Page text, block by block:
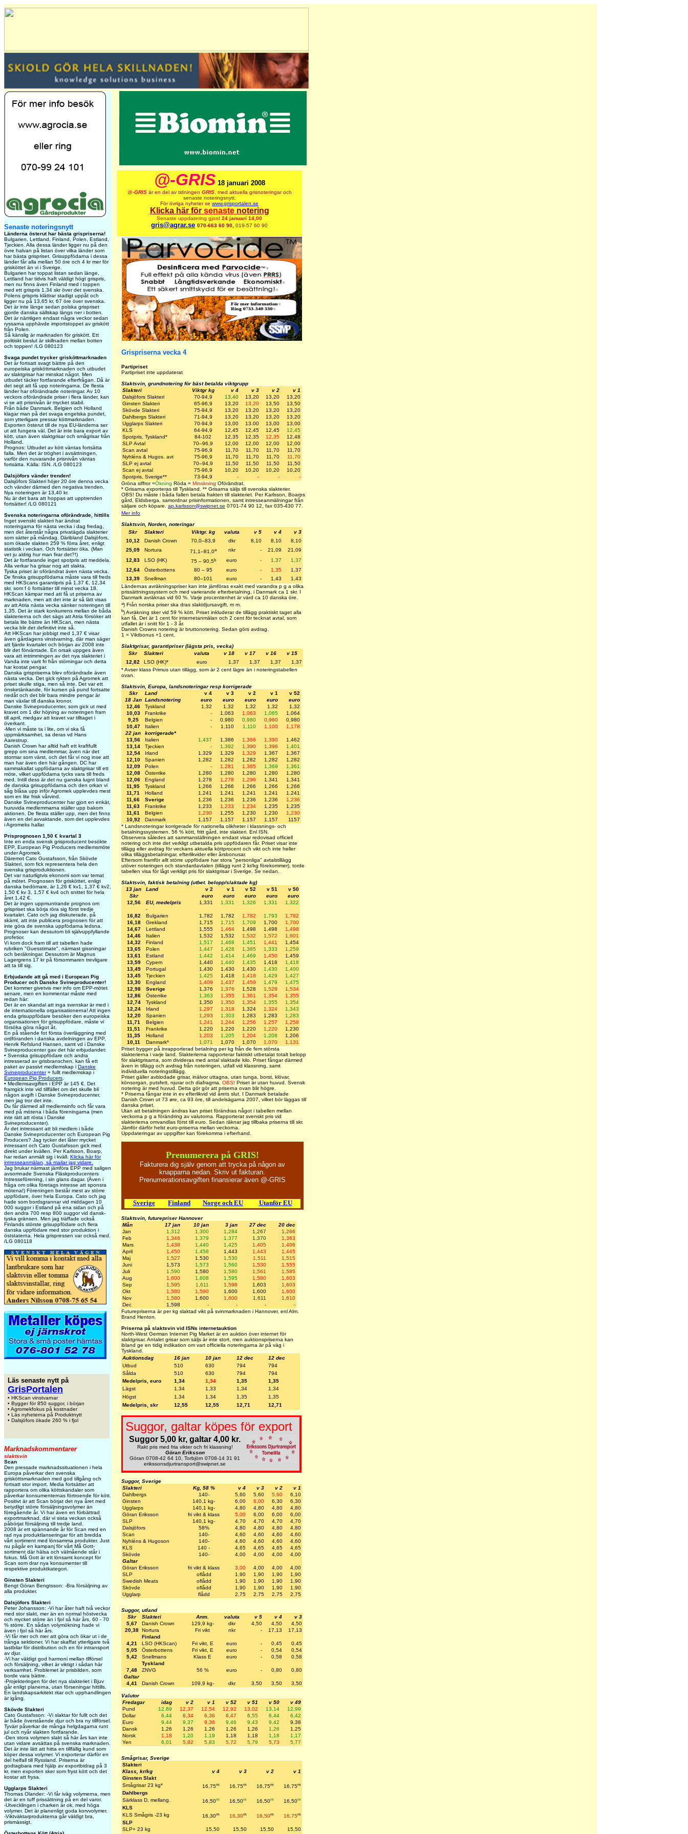
Senaste noteringsnytt
Länderna österut har bästa grispriserna!
Bulgarien, Lettland, Finland, Polen, Estland,
Tjeckien. Alla dessa länder ligger nu på den
övre halvan på listan över vilka länder som
har bästa grispriset. Grisuppfödarna i dessa
länder får alla mellan 50 öre och 4 kr mer för
grisköttet än vi i Sverige.
Bulgarien har toppat listan sedan länge,
Lettland har tidvis haft väldigt högt grispris,
men nu finns även Finland med i toppen
med ett grispris 1,34 skr över det svenska.
Polens grispris klättrar stadigt uppåt och
ligger nu på 13,65 kr, 67 öre över svenska.
Det är inte länge sedan polska grispriset
gjorde danska sällskap längs ner i botten.
Det är nämligen endast några veckor sedan
ryssarna upphävde importstoppet av griskött
från Polen.
Så känslig är marknaden för griskött. Ett
politiskt beslut är skillnaden mellan botten
och toppen! /LG 080123
Svaga pundet trycker grisköttmarknaden
Det är fortsatt svagt bättre på den
europeiska grisköttmarknaden och utbudet
av slaktgrisar har minskat något. Men
utbudet täcker fortfarande efterfrågan. Då är
det segt att få upp noteringarna. De flesta
länder har oförändrade noteringar. Av 10
veckors oförändrade priser i flera länder, kan
vi se att prisnivån är mycket stabil.
Från både Danmark, Belgien och Holland
klagar man på det svaga engelska pundet,
som ytterligare pressar köttmarknaden.
Exporten österut till de nya EU-länderna ser
ut att fungera väl. Det är inte bara export av
kött, utan även slaktgrisar och smågrisar från
Holland.
Prognos: Utbudet av kött väntas fortsätta
falla. Men det är tröghet i avsättningen,
varför den nuvarande prisnivån väntas
fortsätta. Källa: ISN. /LG 080123
Dalsjöfors vänder trenden!
Dalsjöfors Slakteri höjer 20 öre denna vecka
och vänder därmed den negativa trenden.
Nya noteringen är 13,40 kr.
Nu är det bara att hoppas att upptrenden
fortsätter! /LG 080121
Svenska noteringarna oförändrade, hittills
Inget svenskt slakteri har ändrat
noteringarna för nästa vecka i dag fredag,
men det återstår några privatägda slakterier
som sätter på måndag. Däribland Dalsjöfors,
som ökade slakten 259 % förra året, enligt
statistik i veckan. Och fortsätter öka. (Man
vet ju aldrig hur man firar det?!)
Det är fortfarande inget spotpris att meddela.
Alla verkar ha grisar nog att slakta.
Tyska priset är oförändrat även nästa vecka.
De finska grisuppfödarna måste vara till freds
med HKScans garantipris på 1,37 €, 12,34
skr, som f ö fortsätter till minst vecka 18.
HKScan kämpar med att få ut priserna av
marknaden, men att det inte är så lätt visas
av att Atria nästa vecka sänker noteringen till
1,35. Det är stark konkurrens mellan de båda
slakterierna och det sägs att Atria försöker att
betala lite bättre än HKScan, men nästa
vecka blir det definitivt inte så.
Att HKScan har jobbigt med 1,37 € visar
även gårdagens vinstvarning, där man säger
att fjärde kvartalet och början av 2008 inte
blir det förväntade. En orsak uppges även
vara att intrimmingen av det nya slakteriet i
Vanda inte varit fri från störningar och detta
har kostat pengar.
Danska grispriserna blev oförändrade även
nästa vecka. Det gick rykten på Agromek att
priset skulle stiga, men så inte. Det var ett
önsketänkande, för kursen på pund fortsatte
nedåt och det blir bara mindre pengar är
man växlar till danska kronor.
Danske Svineproducenter, som gick ut med
kravet om 1 dkr höjning av noteringen fram
till april, medgav att kravet var tilltaget i
överkant.
-Men vi måste ta i lite, om vi ska få
uppmärksamhet, sa deras vd Hans
Aarestrup.
Danish Crown har alltid haft ett kraftfullt
grepp om sina medlemmar, även när det
stormar som värst, och det får vi nog inse att
man har även den här gången. DC har
sammakallat uppfödarna av slaktgrisar till ett
möte, vilket uppfödarna tycks vara till freds
med. Intill dess är det nu ganska lugnt bland
de danska grisuppfödarna och den orkan vi
såg blåsa upp inför Agromek upplevdes mest
som en lite frisk vårvind.
Danske Svineproducenter har gjort en enkät,
huruvida medlemmarna ställer upp bakom
aktionen. De flesta ställer upp, men det finns
även en del avvaktande, som det upplevdes
i Agromeks hallar.
Prisprognosen 1,50 € kvartal 3
Inte en enda svensk grisproducent besökte
EPP, European Pig Producers medlemsmöte
under Agromek.
Däremot Cato Gustafsson, från Skövde
Slakteri, som fick representera hela den
svenska grisproduktionen.
Det var naturligtvis ekonomi som var temat
på mötet. Prognosen för grisköttet, enligt
danska bedömare, är 1,26 € kv1, 1,37 € kv2,
1,50 € kv 3, 1,57 € kv4 och snittet för hela
året 1,42 €.
Det är ingen uppmuntrande prognos om
grispriset ska börja röra sig först tredje
kvartalet. Cato och jag diskuterade, på
skämt, att inte publicera prognosen för att
inte göra de svenska uppfödarna ledsna.
Prognoser kan dessutom bli självuppfyllande
profetior.
Vi kom dock fram till att tabellen hade
rubriken "Guesstimate", närmast gissningar
och beräkningar. Dessutom är Magnus
Lagergrens 17 kr på försommaren trevligare
att ta till sig.
Erbjudande att gå med i European Pig
Producer och Danske Svineproducenter!
Det kommer givetvis mer info om EPP-mötet
senare, men en kommentar måste med
redan här:
Det är en skandal att inga svenskar är med i
de internationella organisationerna! Att ingen
enda grisuppfödare besöker den europeiska
organisationen för grisuppfödare, måste vi
försöka göra något åt.
En på stående fot första överläggning med
ordföranden i danska avdelningen av EPP,
Henrik Refslund Hansen, samt vd i Danske
Svineproducenter gav det här erbjudandet:
• Svenska grisuppfödare och andra
intresserad av grisbranschen, kan få ett
paket av passivt medlemskap i Danske
Svineproducenter+ fullt medlemskap i
European Pig Producers
• Medlemsavgiften i EPP är 145 €. Det
framgick inte vid tillfället om det skulle bli
någon avgift i Danske Svineproducenter,
men jag tror det inte.
Du får därmed all medlemsinfo och får vara
med på mötena i båda föreningarna (men
inte rätt att rösta i Danske
Svineproducenter).
Är det intressant att bli medlem i både
Danske Svineproducenter och European Pig
Producers? Jag tycker det låter mycket
intressant och Cato Gustafsson gick med
direkt under kvällen. Per Karlsson, Boarp,
har redan anmält sig i kväll. Klicka här för
intresseanmälan, så mailar jag vidare.
Jag brukar närmast jämföra EPP med saligen
avsomnade Svenska Fläskproducenters
Intresseförening, i sin glans dagar. (Även i
fråga om olika företags intresse att sponsra
mötena!) Föreningen består mest av större
uppfödare, över hela Europa. Cato och jag
hade som bordsgrannar vid middagen 10
000 suggor i Estland på ena sidan och på
den andra 700 resp 800 suggor vid dansk-
tyska gränsen. Men jag träffade också
Finlands störste grisuppfödare och flera
danska uppfödare med stor produktion i
öststaterna. Hela grispressen var också med.
/LG 080118
Läs senaste nytt på
GrisPortalen
• HKScan vinstvarnar
• Bygger för 850 suggor, i början
• Agromekfokus på kostnader
• Läs nyheterna på Produktnytt
• Dalsjöfors ökade 260 % i fjol
Marknadskommentarer
slaktsvin
Scan
Den pressade marknadssituationen i hela
Europa påverkar den svenska
grisköttsmarknaden med god tillgång och
fortsatt stor import. Media fortsätter att
rapportera om olika köttskandaler som
påverkar konsumenternas förtroende för kött.
Positivt är att Scan börjat det nya året med
betydligt större försäljningsvolymer än
föregående år. Vi har även en förbättrad
exportmarknad, där vi sista veckan också
påbörjat försäljning till tredje land.
2008 är ett spännande år för Scan med en
rad nya produktlanseringar för att bredda
vårt sortiment med lönsamma produkter. Just
nu pågår en kampanj för vårt Må Gott-
sortiment där hälsa och välmående står i
fokus. Må Gott är ett lönsamt koncept för
Scan som drar nya konsumenter till
respektive produktkategori.
Ginsten Slakteri
Bengt Göran Bengtsson: -Bra försäljning av
alla produkter.
Dalsjöfors Slakteri
Peter Johansson: -Vi har åter haft två veckor
med stor slakt, mer än en normal höstvecka
och mycket större än i fjol så här års, 60 - 70
% större. En sådan volymökning hade vi
även i fjol så här års.
-Vi får mer och mer att göra och ökar ut i de
trånga sektioner. Vi har skaffat ytterligare två
lastbilar för distribution och en för intransport
av djur.
-Vi har väldigt god harmoni mellan tllförsel
och försäljning, vilket är viktigt i sådan här
verksamhet. Problemet är prisbilden, som
borde vara bättre.
-Projekteringen för det nya slakteriet i Bjuv
går enligt planerna, utan förseningar hittills.
En landskapsarkitekt ritar och upphandlingen
är igång.
Skövde Slakteri
Cato Gustafsson: -Vi slaktar för fullt och det
är både överstående djur och bra ny tillförsel.
Tyvärr påverkar de många helgdagarna runt
jul och nyår slakten fortfarande.
-Den stora volymen slakt så här års kan inte
utan vidare avsättas på svenska marknaden.
Det är inte lätt att hitta en tillfällig kund som
köper dessa volymer. Vi exporterar därför en
del helfall till Ryssland. Priserna är
godtagbara med hjälp av exportbidrag på 3
kr, men exporten sker som fryst kött och det
kostar att frysa.
Ugglarps Slakteri
Thomas Olander: -Vi får iväg volymerna, men
det är en tuff prissättning på en del varor.
-Utvecklingen i charken är ok, med höga
volymer. Det är planenligt goda korvvolymer.
-Viktväktarprodukterna går väldigt bra,
prismässigt.
@-GRIS 18 januari 2008
@-GRIS är en del av tidningen GRIS, med aktuella grisnoteringaroch
senaste noteringsnytt.
För övriga nyheter se www.grisportalen.se
Klicka här för senastenotering
Senaste uppdatering gjord 24 januari 14,00
gris@agrar.se 070-663 60 90, 019-57 60 90
Grispriserna vecka 4
Partipriset
Partipriset inte uppdaterat
Slaktsvin, grundnotering för bäst betalda viktgrupp
Slakteri
Viktgr kg v 4 v 3 v 2
v 1
Dalsjöfors Slakteri
70-94,9 13,40 13,20 13,20
13,20
Ginsten Slakteri
65-96,9 13,20 13,20 13,50
13,50
Skövde Slakteri
75-94,9 13,20 13,20 13,20
13,20
Dahlbergs Slakteri
71-94,9 13,20 13,20 13,20
13,20
Ugglarps Slakteri
70-94,9 13,00 13.00 13,00
13,00
KLS
64-94,9 12,45 12,45 12,45
12,45
Spotpris, Tyskland*
84-102 12,35 12,35 12,35
12,48
SLPAvtal 70–96,9 12,00 12,00 12,00
12,00
Scan avtal 75-96,9 11,70 11,70 11,70
11,70
Nyhléns & Hugos. avt
75-96,9 11,70 11,70 11,70
11,70
SLP ej avtal
70–94,9 11,50 11,50 11,50
11,50
Scan ej avtal
75-96,9 10,20 10,20 10,20
10,20
Spotpris, Sverige**
73-94,9 - - -
-
Gröna siffror =Ökning Röda = Minskning Oförändrat.
* Grisarna exporteras till Tyskland. ** Grisarna säljs till svenska slakterier.
OBS! Du måste i båda fallen betala frakten till slakteriet. Per Karlsson, Boarps
gård, Eldsberga, samordnar prisinformationen, samt intresseanmälningar från
säljare och köpare. ap.karlsson@swipnet.se 0701-74 90 12, fax 035-430 77.
Mer info
Slaktsvin, Norden, noteringar
Skr
Slakteri Viktgr. kg valuta v 5 v 4
v 3
10,12
Danish Crown 70,0–83,9 dkr 8,10 8,10
8,10
25,09
Nortura 71,1–81,0a nkr - 21,09
21,09
12,83
LSO (HK) 75 – 90,5b euro - 1,37
1,37
12,64
Österbottens 80 – 95 euro - 1,35
1,37
13,39
Snellman 80–101 euro - 1,43
1,43
Ländernas avräkningspriser kan inte jämföras exakt med varandra p g a olika
prissättningssystem och med varierande efterbetalning, i Danmark ca 1 skr. I
Danmark avräknas vid 60 %. Varje procentenhet är värd ca 10 danska öre.
a) Från norska priser ska dras slaktdjursavgift, m m.
b) Avräkning sker vid 59 % kött. Priset inkluderar de tillägg praktiskt taget alla
kan få. Det är 1 cent för internetanmälan och 2 cent för tecknat avtal, som
utfallet är i snitt för 1 - 3 år.
Danish Crowns notering är bruttonotering. Sedan görs avdrag.
1 = Viktbonus +1 cent.
Slaktgrisar, garantipriser (lägsta pris, vecka)
Skr
Slakteri valuta v 18 v 17 v 16
v 15
12,82
LSO (HK)* euro 1,37 1,37 1,37
1,37
* Avser klass Primus utan tillägg, som är 2 cent lägre än i noteringstabellen
ovan.
Slaktsvin, Europa, landsnoteringar resp korrigerade
Skr
Land v 4 v 3 v 2 v 1
v 52
18 Jan Landsnotering euro euro euro euro
euro
12,46
Tyskland 1,32 1,32 1,32 1,32
1,32
10,03
Frankrike - 1,063 1,063 1,065
1,064
9,25
Belgien - 0,980 0,980 0,960
0,980
10,47
Italien - 1,110 1,110 1,100
1,178
22 jan
korrigerade*
13,56
Italien 1,437 1,386 1,386 1,390
1,462
13,14
Tjeckien - 1,392 1,390 1,396
1,401
12,54
Irland 1,329 1,329 1,329 1,367
1,367
12,10
Spanien 1,282 1,282 1,282 1,282
1,282
12,09
Polen - 1,281 1,385 1,369
1,361
12,08
Österrike 1,280 1,280 1,280 1,280
1,280
12,06
England 1,278 1,278 1,296 1,341
1,341
11,95
Tyskland 1,266 1,266 1,266 1,266
1,266
11,71
Holland 1,241 1,241 1,241 1,241
1,241
11,66
Sverige 1,236 1,236 1,236 1,236
1,236
11,63
Frankrike 1,233 1,233 1,234 1,235
1,235
11,61
Belgien 1,230 1,255 1,230 1,230
1,230
10,92
Danmark 1,157 1,157 1,157 1,157
1157
* Landsnoteringar korrigerade för nationella olikheter i klassnings- och
betalningssystemen. 56 % kött, fritt gård, inte slakteri. Enl ISN.
Observera således att sammanställningen endast visar redovisad officiell
notering och inte det verkligt utbetalda pris uppfödaren får. Priset visar inte
tillägg eller avdrag för veckans aktuella köttprocent och vikt och inte heller
olika tilläggsbetalningar, efterlikvider eller årsbonusar.
Eftersom framför allt större uppfödare har stora "personliga" avtalstillägg
utöver noteringen och standardavtalen (tillägg runt 2 kr/kg förekommer), torde
tabellen visa för lågt verkligt pris för slaktgrisar i Sverige. Se nedan.
Slaktsvin, faktisk betalning (utbet. belopp/slaktade kg)
13 jan
Land v 2 v 1 v 52 v 51
v 50
Skr
euro euro euro euro
euro
12,56
EU, medelpris 1,331 1,331 1,326 1,331
1,322
-
16,82
Bulgarien 1,782 1,782 1,782 1,793
1,782
16,18
Grekland 1,715 1,715 1,709 1,700
1,700
14,67
Lettland 1,555 1,464 1,498 1,498
1,498
14,46
Italien 1,532 1,532 1,532 1,572
1,601
14,32
Finland 1,517 1,468 1,451 1,441
1,454
13,65
Polen 1,447 1,428 1,385 1,333
1,259
13,61
Estland 1,442 1,414 1,469 1,450
1,459
13,59
Cypern 1,440 1,440 1,435 1,418
1,418
13,49
Portugal 1,430 1,430 1,430 1,430
1,400
13,45
Tjeckien 1,425 1,418 1,418 1,429
1,427
13,30
England 1,409 1,437 1,459 1,479
1,475
12,98
Sverige 1,376 1,376 1,528 1,528
1,534
12,86
Österrike 1,363 1,355 1,361 1,354
1,355
12,74
Tyskland 1,350 1,350 1,354 1,355
1,354
12,24
Irland 1,297 1,318 1,324 1,324
1,343
12,20
Spanien 1,293 1,303 1,283 1,283
1,283
11,71
Belgien 1,241 1,244 1,256 1,257
1,258
11,51
Frankrike 1,220 1,220 1,220 1,220
1,230
11,35
Holland 1,203 1,205 1,204 1,208
1,206
10,11
Danmark* 1,071 1,070 1,070 1,070
1,131
Priset bygger på inrapporterad betalning per kg från de fem största
slakterierna i varje land. Slakterierna rapporterar faktiskt utbetalat totalt belopp
för slaktgrisarna, som divideras med antal slaktade kilo. Priset fångar därmed
även in tillägg och avdrag från noteringen, utfall vid klassning, samt
individuella noteringstillägg.
Priset gäller avblodade grisar, inälvor uttagna, utan tunga, borst, klövar,
könsorgan, putsfett, njurar och diafragma. OBS! Priset är utan huvud. Svensk
notering är med huvud. Detta gör gör att priserna ovan blir högre.
* Priserna fångar inte in ev efterlikvid vid årets slut. I Danmark betalade
Danish Crown ut 73 øre, ca 93 öre, till andelsägarna 2007, vilket bör läggas till
danska priset.
Utan att betalningen ändras kan priset förändras något i tabellen mellan
veckorna p g a förändring av valutorna. Rapporterat svenskt pris vid
slakterierna omvandlas först till euro. Sedan räknar jag tillbaka priserna till skr.
Jämför därför helst euro-priserna mellan veckorna.
Uppdateringar av uppgifter kan förekomma i efterhand.
Prenumerera på GRIS!
Fakturera dig själv genom att trycka på någon av
knapparna nedan. Skriv ut fakturan.
Prenumerationsavgiften finansierar även @-GRIS
Sverige Finland Norge och EU Utanför EU
Slaktsvin, futurepriser Hannover
Mån
17 jan 10 jan 3 jan 27 dec
20 dec
Jan
1,312 1,300 1,284 1,267
1,266
Feb
1,346 1,379 1,377 1,370
1,363
Mars
1,438 1,440 1,425 1,405
1,406
April
1,450 1,458 1,443 1,443
1,445
Maj
1,527 1,530 1,530 1,511
1,515
Juni
1,573 1,573 1,560 1,530
1,555
Juli
1,590 1,580 1,580 1,561
1,585
Aug
1,600 1,608 1,595 1,580
1,603
Sep
1,595 1,611 1,598 1,603
1,603
Okt
1,580 1,590 1,600 1,600
1,600
Nov
1,580 1,600 1,600 1,611
1,610
Dec
1,598 - - -
-
Futurepriserna är per kg slaktad vikt på svinmarknaden i Hannover, enl Alm.
Brand Henton.
Priserna på slaktsvin vid ISNs internetauktion
North-West German Internet Pig Market är en auktion över internet för
slaktgrisar. Antalet grisar som säljs är inte stort, men auktionspriserna kan
ibland ge en tidig indikation om vart officiella noteringarna är på väg i
Tyskland.
Auktionsdag
16 jan 10 jan 12 dec
12 dec
Utbud
510 630 794
794
Sålda
510 630 794
794
Medelpris, euro
1,34 1,34 1,35
1,35
Lägst
1,34 1,33 1,34
1,34
Högst
1,34 1,34 1,35
1,35
Medelpris, skr
12,55 12,55 12,71 12,71
Suggor, galtar köpes för export
Suggor 5,00 kr, galtar 4,00 kr.
Rakt pris med fria vikter och fri klassning!
Göran Eriksson
Göran 0708-42 64 10, Torbjörn 0708-14 31 91
erikssonsdjurtransport@swipnet.se
Suggor, Sverige
Slakteri
Kg, 58 % v 4 v 3 v 2
v 1
Dahlbergs
140- 5,60 5,60 5,60
6,10
Ginsten
140,1 kg- 6,00 6,00 6,30
6,30
Ugglarps
140,1 kg- 4,80 4,80 4,80
4,80
Göran Eriksson
fri vikt & klass 5,00 6,00 6,00
6,00
SLP
140,1 kg- 4,70 4,70 4,70
4,70
Dalsjöfors
58% 4,80 4,80 4,80
4,80
Scan
140- 4,60 4,60 4,60
4,60
Nyhléns & Hugoson
140- 4,60 4,60 4,60
4,60
KLS
140 - 4,65 4,65 4,65
4,65
Skövde
140- 4,00 4,00 4,00
4,00
Galtar
Göran Eriksson
fri vikt & klass 3,00 4,00 4,00
4,00
SLP
oflådd 1,90 1,90 1,90
1,90
Swedish Meats
oflådd 1,90 1,90 1,90
1,90
Skövde
oflådd 1,90 1,90 1,90
1,90
Ugglarp
flådd 2,75 2,75 2,75 2,75
Suggor, utland
Skr
Slakteri Anm. valuta v 5 v 4
v 3
5,67
Danish Crown 129,9 kg- dkr 4,50 4,50
4,50
20,38 Nortura Fri vikt nkr - 17,13
17,13
Finland
4,21
LSO (HKScan) Fri vikt, E euro - 0,45
0,45
5,05
Österbottens Fri vikt, E euro - 0,54
0,54
5,42
Snellmans Klass E euro - 0,58
0,58
Tyskland
7,48
ZNVG 56 % euro - 0,80
0,80
Galtar
4,41
Danish Crown 109,9 kg- dkr 3,50 3,50 3,50
Valutor
Fredagar
idag v 2 v 1 v 52 v 51 v 50
v 49
Pund
12,69 12,37 12,54 12,92 13,02 13,14
12,99
Dollar
6,44 6,34 6,36 6,47 6,55 6,44
6,42
Euro
9,44 9,37 9,36 9,46 9,43 9,42
9,38
Dansk
1,26 1,26 1,26 1,26 1,26 1,26
1,25
Norsk
1,18 1,20 1,19 1,18 1,18 1,18
1,17
Yen
6,01 5,82 5,83 5,72 5,79 5,73 5,77
Smågrisar, Sverige
Slakteri
Klass, kr/kg
v 4 v 3 v 2
v 1
Ginsten Slakt
Smågrisar 23 kg*
16,75m 16,75m 16,75m 16,75m
Dahlbergs
Särklass D, mellang.
16,50m 16,50m 16,50m 16,50m
KLS
KLS Smågris -23 kg
16,30m 16,30m 16,50m 16,75m
SLP
SLP+ 23 kg
15,50 15,50 15,50
15,50